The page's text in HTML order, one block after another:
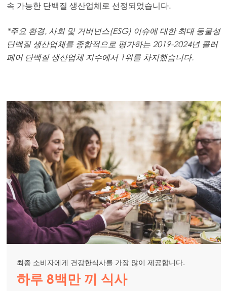
속 가능한 단백질 생산업체로 선정되었습니다.
*주요 환경, 사회 및 거버넌스(ESG) 이슈에 대한 최대 동물성
단백질 생산업체를 종합적으로 평가하는 2019-2024년 콜러
페어 단백질 생산업체 지수에서 1위를 차지했습니다.
하루 8백만 끼 식사
최종 소비자에게 건강한식사를 가장 많이 제공합니다.